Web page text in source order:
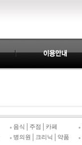
다.
다.
음식│주점│카페
병의원│크리닉│약품